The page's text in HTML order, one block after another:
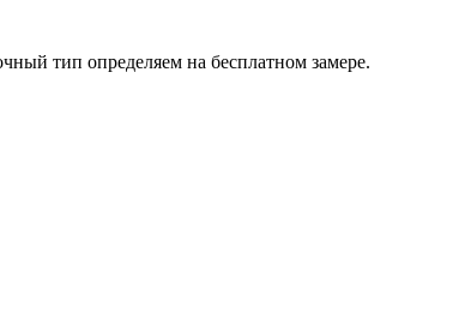
тип определяем на бесплатном замере.